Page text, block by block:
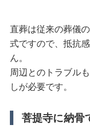
直葬は従来の葬儀
式ですので、抵抗
ん。
周辺とのトラブル
しが必要です。
菩提寺に納骨